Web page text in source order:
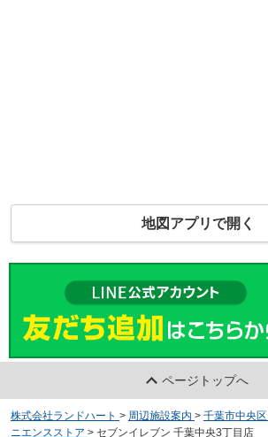
地図アプリで開く
ページトップへ
株式会社ランドハート > 周辺施設案内 > 千葉市中央区
ニエンスストア > セブンイレブン 千葉中央3丁目店